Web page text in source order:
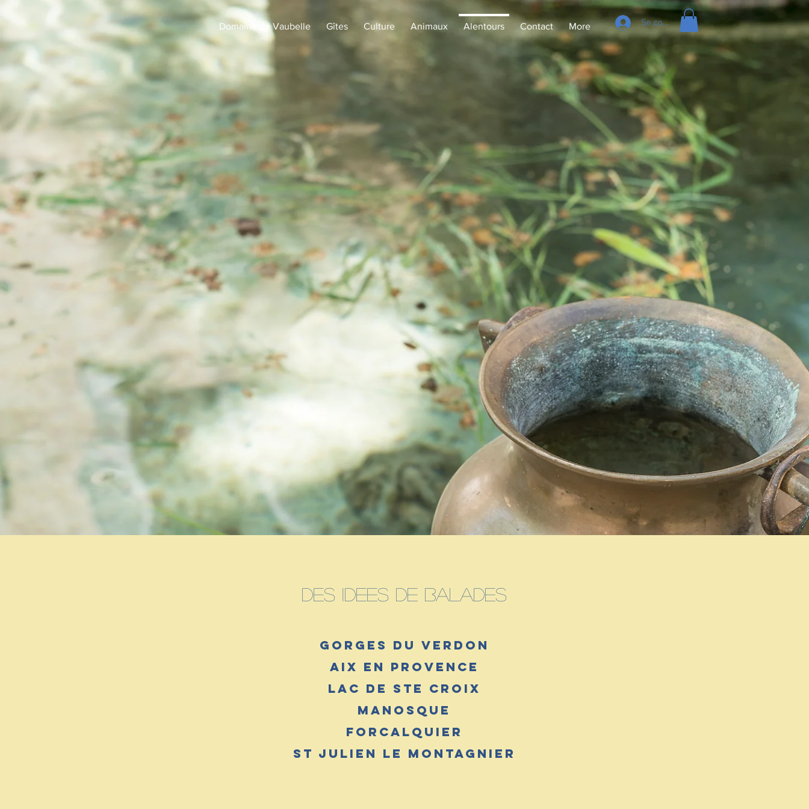
Domaine de Vaubelle Gîtes Culture Animaux Alentours Contact More Se connecter
ALENTOURS
DES IDEES DE BALADES
GORGES DU VERDON
AIX EN PROVENCE
LAC DE STE CROIX
MANOSQUE
FORCALQUIER
ST JULIEN LE MONTAGNIER